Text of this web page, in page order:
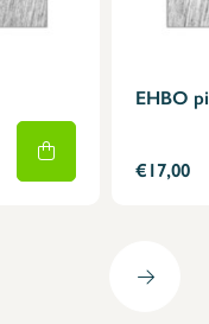
EHBO
€17,00